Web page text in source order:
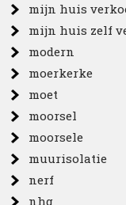
mijn huis
mijn huis zelf
modern
moerkerke
moet
moorsel
moorsele
muurisolatie
nerf
nhg